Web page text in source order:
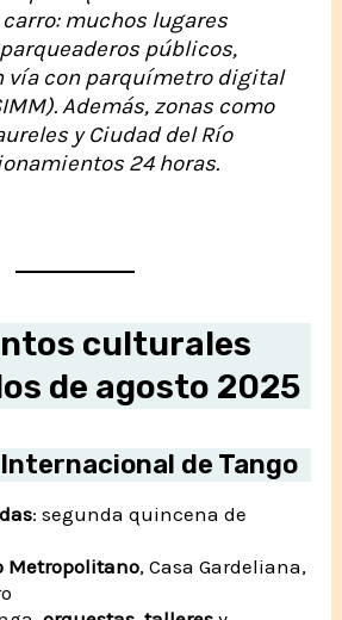
muchos lugares
públicos,
vía con parquímetro digital
Además, zonas como
y Ciudad del Río
24 horas.
culturales
de agosto 2025
de Tango
: segunda quincena de
Metropolitano, Casa Gardeliana,